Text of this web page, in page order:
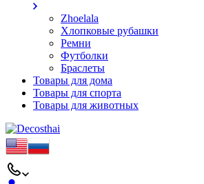
Zhoelala
Хлопковые рубашки
Ремни
Футболки
Браслеты
Товары для дома
Товары для спорта
Товары для животных